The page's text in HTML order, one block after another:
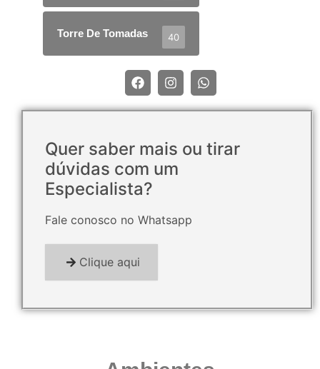
Torre De Tomadas 40
Quer saber mais ou tirar
dúvidas com um
Especialista?
Fale conosco no Whatsapp
Clique aqui